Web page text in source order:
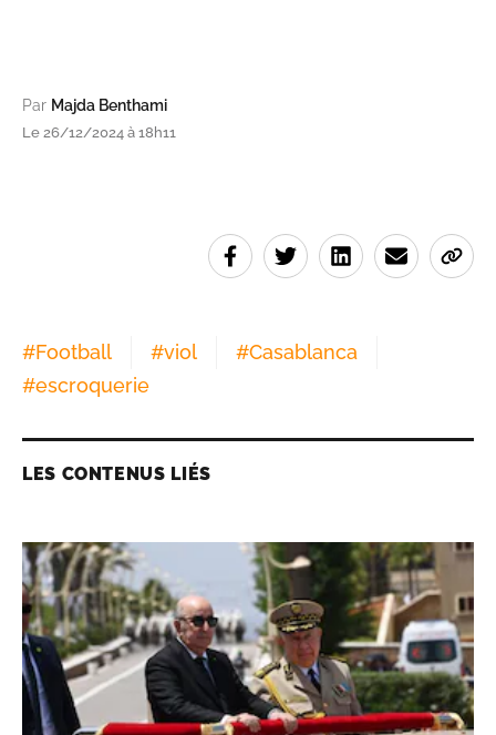
Par Majda Benthami
Le 26/12/2024 à 18h11
#Football #viol #Casablanca
#escroquerie
LES CONTENUS LIÉS